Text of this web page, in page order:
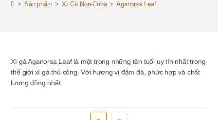
> Sản phẩm > Xì Gà Non-Cuba > Aganorsa Leaf
Xì gà Aganorsa Leaf là một trong những tên tuổi uy tín nhất trong
thế giới xì gà thủ công. Với hương vị đậm đà, phức hợp và chất
lượng đồng nhất.